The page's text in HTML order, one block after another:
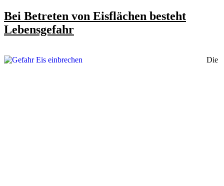
Bei Betreten von Eisflächen besteht
Lebensgefahr
Die